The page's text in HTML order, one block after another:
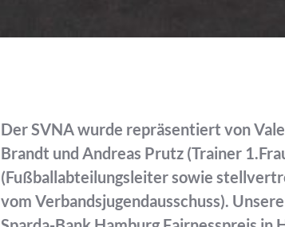
Der SVNA wurde repräsentiert von
Brandt und Andreas Prutz (Trainer
(Fußballabteilungsleiter sowie
vom Verbandsjugendausschuss).